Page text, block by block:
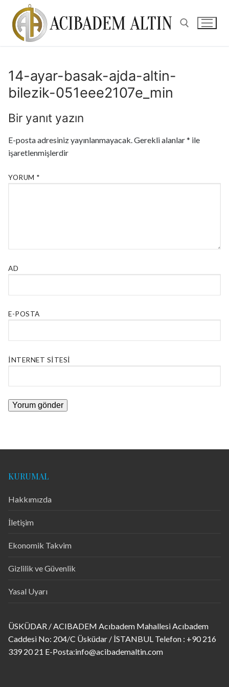
14-ayar-basak-ajda-altin-
bilezik-051eee2107e_min
Bir yanıt yazın
E-posta adresiniz yayınlanmayacak.Gerekli alanlar* ile
işaretlenmişlerdir
YORUM *
AD
E-POSTA
İNTERNET SITESI
KURUMAL
Hakkımızda
İletişim
Ekonomik Takvim
Gizlilik ve Güvenlik
Yasal Uyarı
ÜSKÜDAR / ACIBADEM Acıbadem Mahallesi Acıbadem
Caddesi No: 204/C Üsküdar / İSTANBUL Telefon : +90 216
339 20 21 E-Posta:info@acibademaltin.com